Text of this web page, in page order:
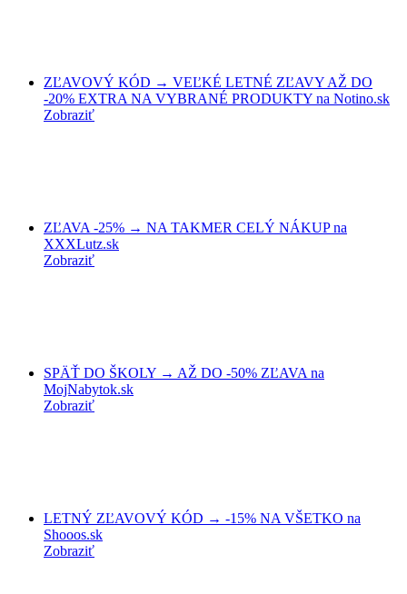
ZĽAVOVÝ KÓD → VEĽKÉ LETNÉ ZĽAVY AŽ DO
-20% EXTRA NA VYBRANÉ PRODUKTY na Notino.sk
Zobraziť
ZĽAVA -25% → NA TAKMER CELÝ NÁKUP na
XXXLutz.sk
Zobraziť
SPÄŤ DO ŠKOLY → AŽ DO -50% ZĽAVA na
MojNabytok.sk
Zobraziť
LETNÝ ZĽAVOVÝ KÓD → -15% NA VŠETKO na
Shooos.sk
Zobraziť